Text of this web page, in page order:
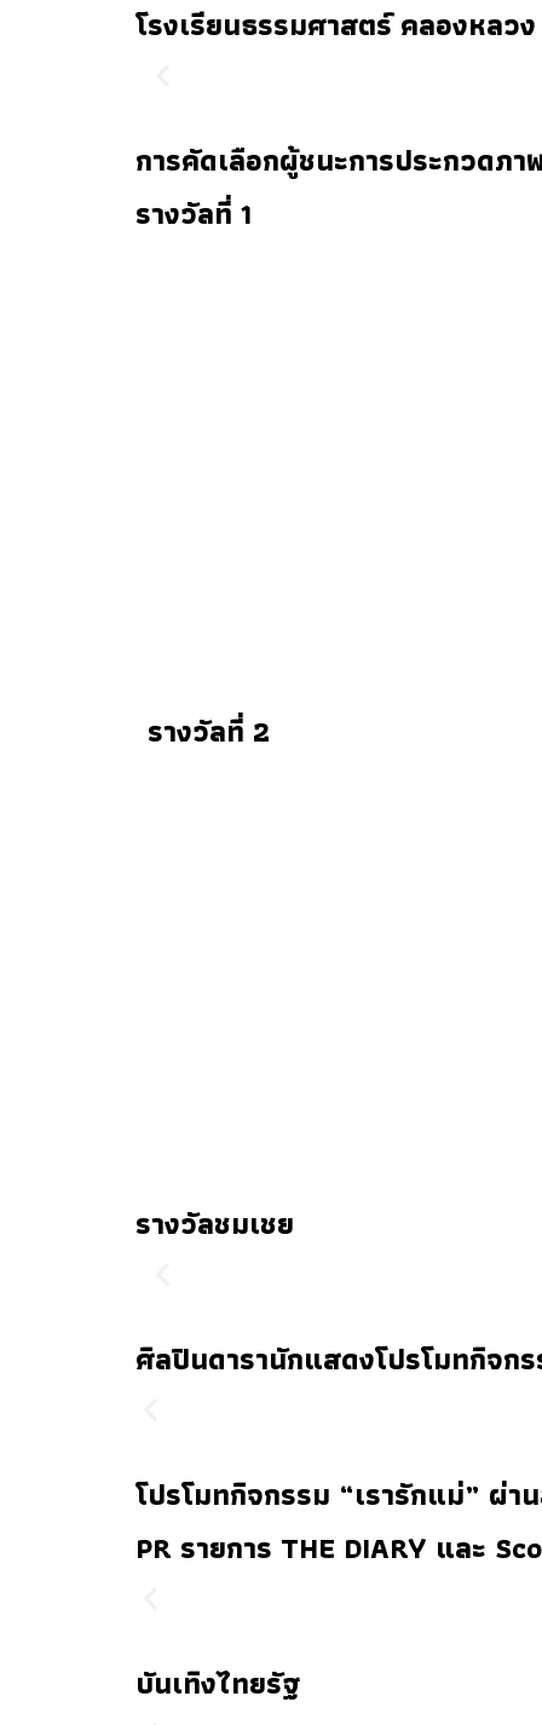
โรงเรียนธรรมศาสตร์ คลองหลวง
การคัดเลือกผู้ชนะการประกวดภ
รางวัลที่ 1
รางวัลที่ 2
รางวัลชมเชย
ศิลปินดารานักแสดงโปรโมทกิจก
โปรโมทกิจกรรม “เรารักแม่” ผ่า
PR รายการ THE DIARY และ
บันเทิงไทยรัฐ